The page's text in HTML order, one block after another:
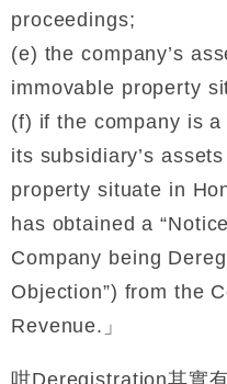
proceedings;
(e) the company’s
immovable property
(f) if the company is
its subsidiary’s
property situate in
has obtained a
Company being
Objection”) from the
Revenue.」
咁Deregistration其實